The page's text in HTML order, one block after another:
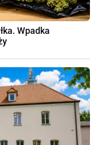
Wpadka